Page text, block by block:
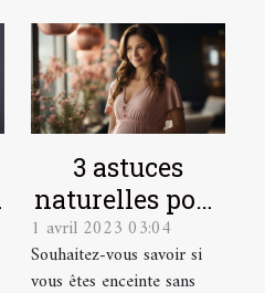
3 astuces
naturelles pour
détecter une
grossesse
1 avril 2023 03:04
Souhaitez-vous savoir si
vous êtes enceinte sans